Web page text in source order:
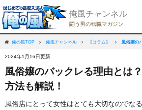
俺風チャンネル
闘う男の転職マガジン
俺の風TOP 俺風チャンネル 【コラム】 風俗嬢の
2024年1月16日更新
風俗嬢のバックレる理由とは
方法も解説！
風俗店にとって女性はとても大切なのでな